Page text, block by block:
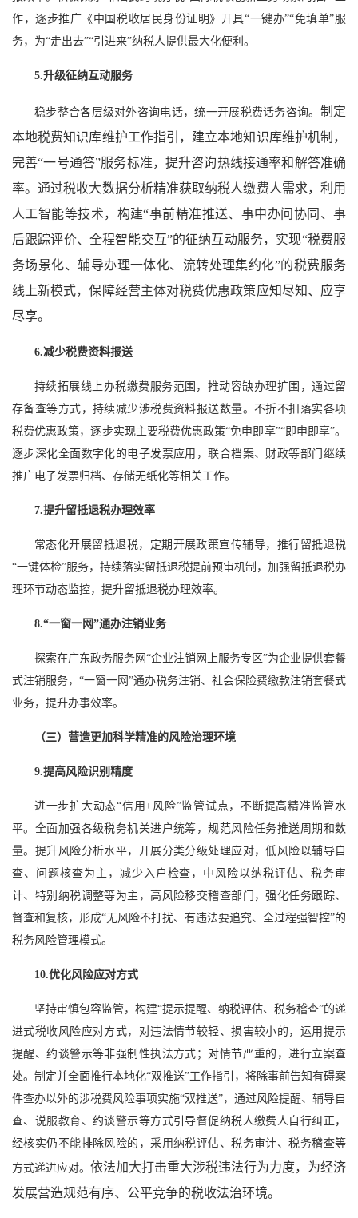
作，逐步推广《中国税收居民身份证明》开具“一键办”“免填单”服
务，为“走出去”“引进来”纳税人提供最大化便利。
5.升级征纳互动服务
稳步整合各层级对外咨询电话，统一开展税费话务咨询。 制定
本地税费知识库维护工作指引，建立本地知识库维护机制，
完善“一号通答”服务标准，提升咨询热线接通率和解答准确
率。通过税收大数据分析精准获取纳税人缴费人需求，利用
人工智能等技术，构建“事前精准推送、事中办问协同、事
后跟踪评价、全程智能交互”的征纳互动服务，实现“税费服
务场景化、辅导办理一体化、流转处理集约化”的税费服务
线上新模式，保障经营主体对税费优惠政策应知尽知、应享
尽享。
6.减少税费资料报送
持续拓展线上办税缴费服务范围，推动容缺办理扩围，通过留
存备查等方式，持续减少涉税费资料报送数量。不折不扣落实各项
税费优惠政策，逐步实现主要税费优惠政策“免申即享”“即申即享”。
逐步深化全面数字化的电子发票应用，联合档案、财政等部门继续
推广电子发票归档、存储无纸化等相关工作。
7.提升留抵退税办理效率
常态化开展留抵退税，定期开展政策宣传辅导，推行留抵退税
“一键体检”服务，持续落实留抵退税提前预审机制，加强留抵退税办
理环节动态监控，提升留抵退税办理效率。
8.“一窗一网”通办注销业务
探索在广东政务服务网“企业注销网上服务专区”为企业提供套餐
式注销服务，“一窗一网”通办税务注销、社会保险费缴款注销套餐式
业务，提升办事效率。
（三）营造更加科学精准的风险治理环境
9.提高风险识别精度
进一步扩大动态“信用+风险”监管试点，不断提高精准监管水
平。全面加强各级税务机关进户统筹，规范风险任务推送周期和数
量。提升风险分析水平，开展分类分级处理应对，低风险以辅导自
查、问题核查为主，减少入户检查，中风险以纳税评估、税务审
计、特别纳税调整等为主，高风险移交稽查部门，强化任务跟踪、
督查和复核，形成“无风险不打扰、有违法要追究、全过程强智控”的
税务风险管理模式。
10.优化风险应对方式
坚持审慎包容监管，构建“提示提醒、纳税评估、税务稽查”的递
进式税收风险应对方式，对违法情节较轻、损害较小的，运用提示
提醒、约谈警示等非强制性执法方式；对情节严重的，进行立案查
处。制定并全面推行本地化“双推送”工作指引，将除事前告知有碍案
件查办以外的涉税费风险事项实施“双推送”，通过风险提醒、辅导自
查、说服教育、约谈警示等方式引导督促纳税人缴费人自行纠正，
经核实仍不能排除风险的，采用纳税评估、税务审计、税务稽查等
方式递进应对。 依法加大打击重大涉税违法行为力度，为经济
发展营造规范有序、公平竞争的税收法治环境。